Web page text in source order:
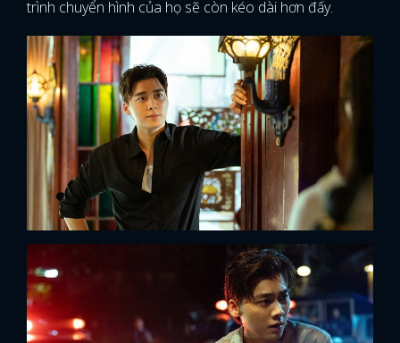
trình chuyển hình của họ sẽ còn kéo dài hơn đấy.